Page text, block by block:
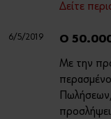
Δείτε
6/5/2019 O
Με την